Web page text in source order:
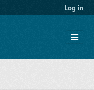
Log in